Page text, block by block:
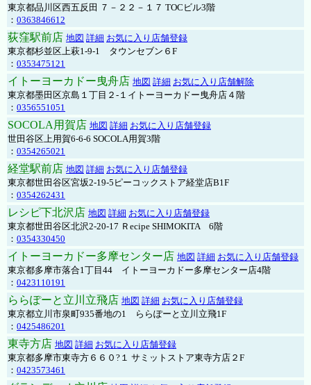
東京都品川区西五反田 ７－２２－１７ TOCビル3階
： 0363846612
荻窪駅前店 地図 詳細 お気に入り店舗登録
東京都杉並区上萩1-9-1 タウンセブン６F
： 0353475121
イトーヨーカドー曳舟店 地図 詳細 お気に入り店舗解除
東京都墨田区京島１丁目２-１イトーヨーカドー曳舟店４階
： 0356551051
SOCOLA用賀店 地図 詳細 お気に入り店舗登録
世田谷区上用賀6-6-6 SOCOLA用賀3階
： 0354265021
経堂駅前店 地図 詳細 お気に入り店舗登録
東京都世田谷区宮坂2-19-5ピーコックストア経堂店B1F
： 0354262431
レシピ下北沢店 地図 詳細 お気に入り店舗登録
東京都世田谷区北沢2-20-17 Ｒecipe SHIMOKITA 6階
： 0354330450
イトーヨーカドー多摩センター店 地図 詳細 お気に入り店舗登録
東京都多摩市落合1丁目44 イトーヨーカドー多摩センター店4階
： 0423110191
ららぽーと立川立飛店 地図 詳細 お気に入り店舗登録
東京都立川市泉町935番地の1 ららぽーと立川立飛1F
： 0425486201
東寺方店 地図 詳細 お気に入り店舗登録
東京都多摩市東寺方６６０?１ サミットストア東寺方店２F
： 0423573461